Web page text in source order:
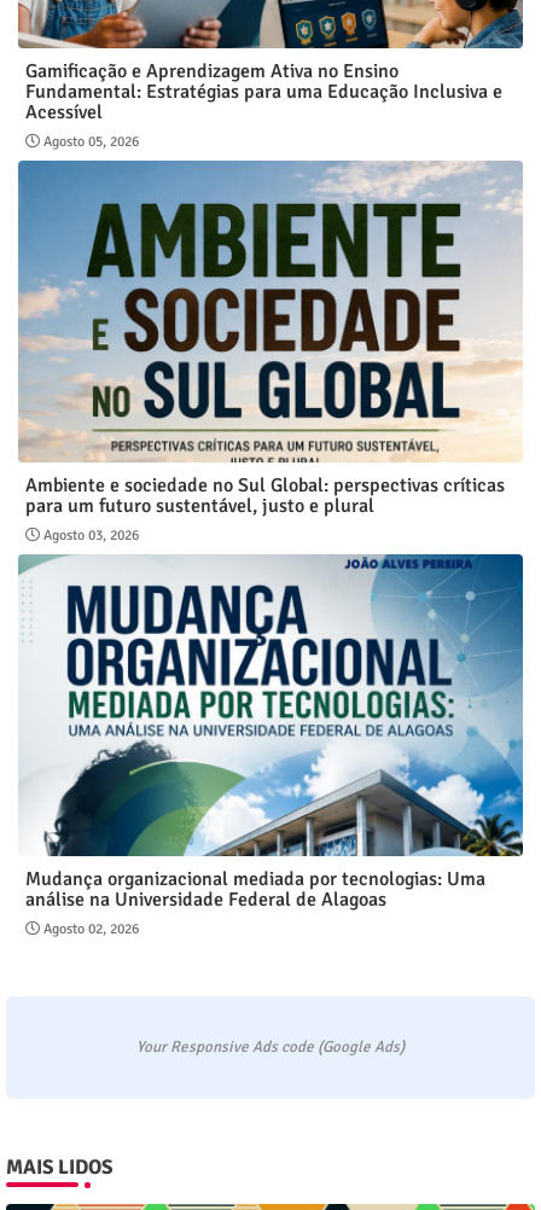
Gamificação e Aprendizagem Ativa no Ensino
Fundamental: Estratégias para uma Educação Inclusiva e
Acessível
Agosto 05, 2026
Ambiente e sociedade no Sul Global: perspectivas críticas
para um futuro sustentável, justo e plural
Agosto 03, 2026
Mudança organizacional mediada por tecnologias: Uma
análise na Universidade Federal de Alagoas
Agosto 02, 2026
Your Responsive Ads code (Google Ads)
MAIS LIDOS